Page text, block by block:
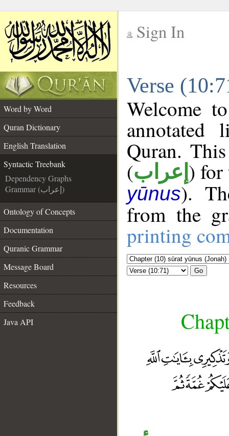
Sign In
Verse
Word by Word
Quran Dictionary
English Translation
Syntactic Treebank
Dependency Graphs
Grammar (إعراب)
Ontology of Concepts
Documentation
Quranic Grammar
Message Board
Resources
Feedback
Java API
Welcome
annotated
Quran.
(إعراب ) for
yūnus).
from the
printing
Go